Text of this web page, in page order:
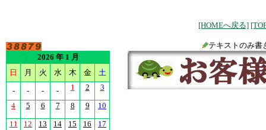
[HOMEへ戻る]
テキストのみ書
2026 年 1 月
日
月 火 水 木 金 土
- - - - 1 2 3
4 5 6 7 8 9 10
11 12 13 14 15 16 17